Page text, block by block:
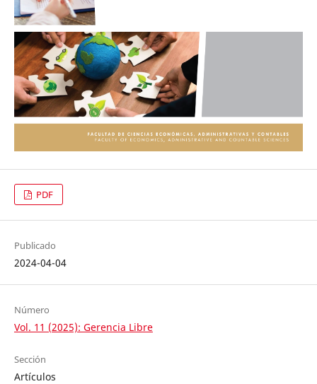
PDF
Publicado
2024-04-04
Número
Vol. 11 (2025): Gerencia Libre
Sección
Artículos